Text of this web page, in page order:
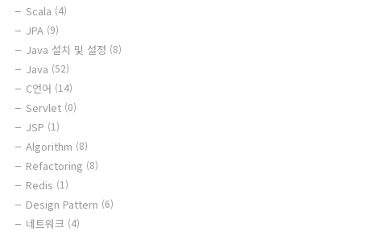
Scala (4)
JPA (9)
Java 설치 및 설정 (8)
Java (52)
C언어 (14)
Servlet (0)
JSP (1)
Algorithm (8)
Refactoring (8)
Redis (1)
Design Pattern (6)
네트워크 (4)